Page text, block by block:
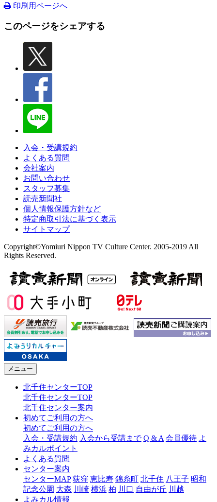
印刷用ページへ
このページをシェアする
入会・受講規約
よくある質問
会社案内
お問い合わせ
スタッフ募集
読売新聞社
個人情報保護方針など
特定商取引法に基づく表示
サイトマップ
Copyright©Yomiuri Nippon TV Culture Center. 2005-2019 All
Rights Reserved.
メニュー
北千住センターTOP
北千住センターTOP
北千住センター案内
初めてご利用の方へ
初めてご利用の方へ
入会・受講規約 入会から受講まで Q & A 会員優待 よ
みカルポイント
よくある質問
センター案内
センターMAP 荻窪 恵比寿 錦糸町 北千住 八王子 昭和
記念公園 大森 川崎 横浜 柏 川口 自由が丘 川越
よみカル情報